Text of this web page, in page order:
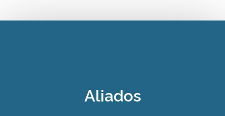
Aliados